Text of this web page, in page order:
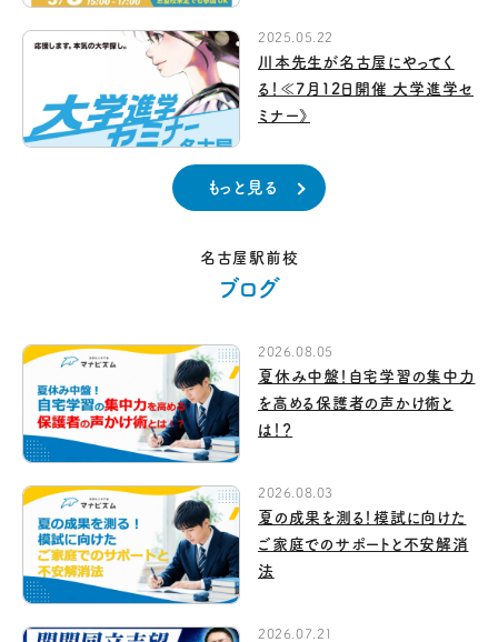
名古屋駅前校
ブログ
2026.08.05
夏休み中盤！自宅学習の集中力
を高める保護者の声かけ術と
は！？
2026.08.03
夏の成果を測る！模試に向けた
ご家庭でのサポートと不安解消
法
2026.07.21
2025.05.22
川本先生が名古屋にやってく
る！≪7月12日開催 大学進学セ
ミナー》
もっと見る